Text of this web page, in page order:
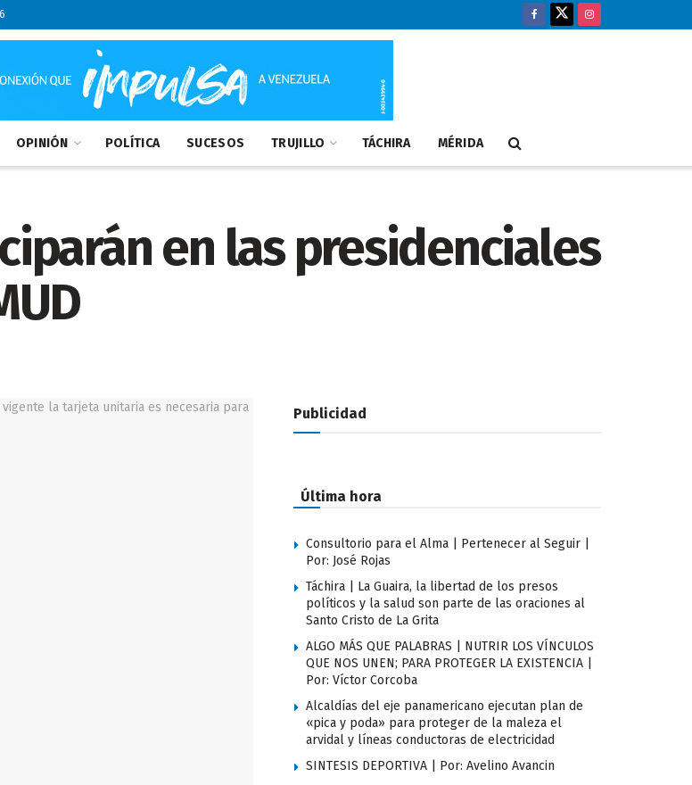
OPINIÓN POLÍTICA SUCESOS TRUJILLO TÁCHIRA MÉRIDA
en las presidenciales
Publicidad
Última hora
Consultorio para el Alma | Pertenecer al Seguir |
Por: José Rojas
Táchira | La Guaira, la libertad de los presos
políticos y la salud son parte de las oraciones al
Santo Cristo de La Grita
ALGO MÁS QUE PALABRAS | NUTRIR LOS VÍNCULOS
QUE NOS UNEN; PARA PROTEGER LA EXISTENCIA |
Por: Víctor Corcoba
Alcaldías del eje panamericano ejecutan plan de
«pica y poda» para proteger de la maleza el
arvidal y líneas conductoras de electricidad
SINTESIS DEPORTIVA | Por: Avelino Avancin